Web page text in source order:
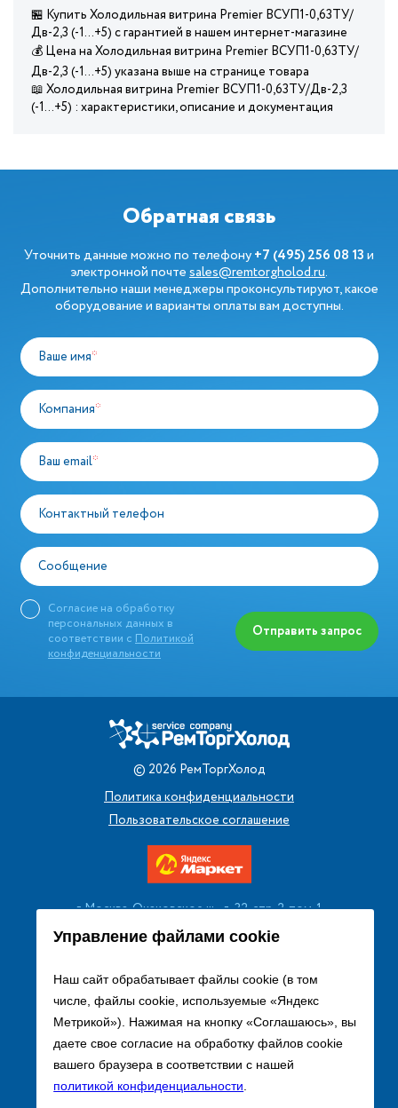
Управление файлами cookie
Наш сайт обрабатывает файлы cookie (в том
числе, файлы cookie, используемые «Яндекс
Метрикой»). Нажимая на кнопку «Соглашаюсь», вы
даете свое согласие на обработку файлов cookie
вашего браузера в соответствии с нашей
политикой конфиденциальности.
🏪 Купить Холодильная витрина Premier ВСУП1-0,63ТУ/
Дв-2,3 (-1…+5) с гарантией в нашем интернет-магазине
💰 Цена на Холодильная витрина Premier ВСУП1-0,63ТУ/
Дв-2,3 (-1…+5) указана выше на странице товара
📖 Холодильная витрина Premier ВСУП1-0,63ТУ/Дв-2,3
(-1…+5) : характеристики, описание и документация
Обратная связь
Уточнить данные можно по телефону+7 (495) 256 08 13и
электронной почтеsales@remtorgholod.ru.
Дополнительно наши менеджеры проконсультируют, какое
оборудование и варианты оплаты вам доступны.
Ваше имя*
Компания*
Ваш email*
Контактный телефон
Сообщение
Согласие на обработку
персональных данных в
соответствии с Политикой
конфиденциальности
Отправить запрос
© 2026 РемТоргХолод
Политика конфиденциальности
Пользовательское соглашение
г. Москва, Очаковское ш., д. 32, стр. 2, пом. 1
+7 (495) 256 08 13
Заказать звонок
sales@remtorgholod.ru
Разработка и продвижение сайта